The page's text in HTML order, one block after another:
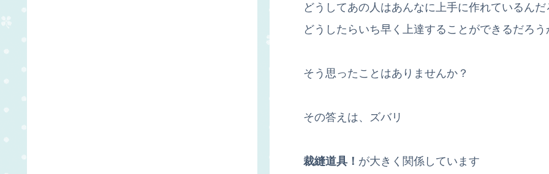
どうしてあの人はあんなに上手に作れているんだ
どうしたらいち早く上達することができるだろう
そう思ったことはありませんか？
その答えは、ズバリ
裁縫道具！ が大きく関係しています